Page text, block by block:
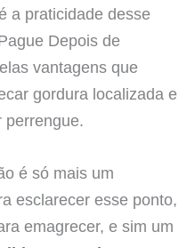
a praticidade desse
Depois de
vantagens que
gordura localizada e
perrengue.
é só mais um
esclarecer esse ponto,
emagrecer, e sim um